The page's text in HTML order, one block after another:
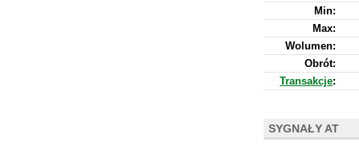
Min:
Max:
Wolumen:
Obrót:
Transakcje:
SYGNAŁY AT